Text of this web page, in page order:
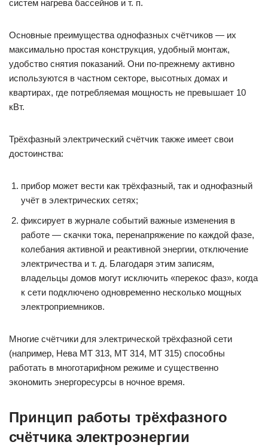
систем нагрева бассейнов и т. п.
Основные преимущества однофазных счётчиков — их
максимально простая конструкция, удобный монтаж,
удобство снятия показаний. Они по-прежнему активно
используются в частном секторе, высотных домах и
квартирах, где потребляемая мощность не превышает 10
кВт.
Трёхфазный электрический счётчик также имеет свои
достоинства:
прибор может вести как трёхфазный, так и однофазный
учёт в электрических сетях;
фиксирует в журнале событий важные изменения в
работе — скачки тока, перенапряжение по каждой фазе,
колебания активной и реактивной энергии, отключение
электричества и т. д. Благодаря этим записям,
владельцы домов могут исключить «перекос фаз», когда
к сети подключено одновременно несколько мощных
электроприемников.
Многие счётчики для электрической трёхфазной сети
(например, Нева МТ 313, МТ 314, МТ 315) способны
работать в многотарифном режиме и существенно
экономить энергоресурсы в ночное время.
Принцип работы трёхфазного
счётчика электроэнергии